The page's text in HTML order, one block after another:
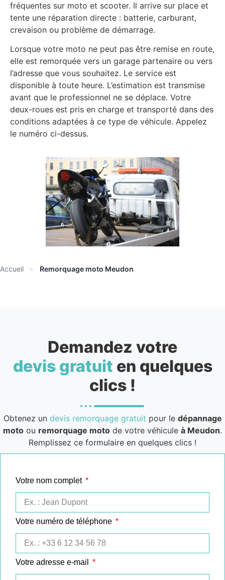
fréquentes sur moto et scooter. Il arrive sur place et
tente une réparation directe : batterie, carburant,
crevaison ou problème de démarrage.
Lorsque votre moto ne peut pas être remise en route,
elle est remorquée vers un garage partenaire ou vers
l’adresse que vous souhaitez. Le service est
disponible à toute heure. L’estimation est transmise
avant que le professionnel ne se déplace. Votre
deux-roues est pris en charge et transporté dans des
conditions adaptées à ce type de véhicule. Appelez
le numéro ci-dessus.
Accueil » Remorquage moto Meudon
Demandez votre
devis gratuit en quelques
clics !
Obtenez un devis remorquage gratuit pour le dépannage
moto ou remorquage moto de votre véhicule à Meudon.
Remplissez ce formulaire en quelques clics !
Votre nom complet
Votre numéro de téléphone
Votre adresse e-mail